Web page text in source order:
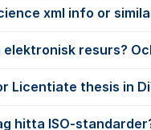
xml info or
elektronisk resurs?
Licentiate thesis in
hitta ISO-